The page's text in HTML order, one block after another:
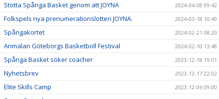
Stötta Spånga Basket genom att JOYNA 2024-04-08 09:42
Folkspels nya prenumerationslotteri JOYNA. 2024-03-18 10:49
Spångakortet 2024-02-21 08:20
Anmälan Göteborgs Basketboll Festival 2024-02-10 13:48
Spånga Basket söker coacher 2023-12-18 19:01
Nyhetsbrev 2023-12-17 22:02
Elite Skills Camp 2023-12-06 09:00